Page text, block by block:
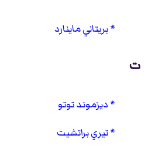
بريتاني ماينارد
ت
ديزموند توتو
تيري براتشيت